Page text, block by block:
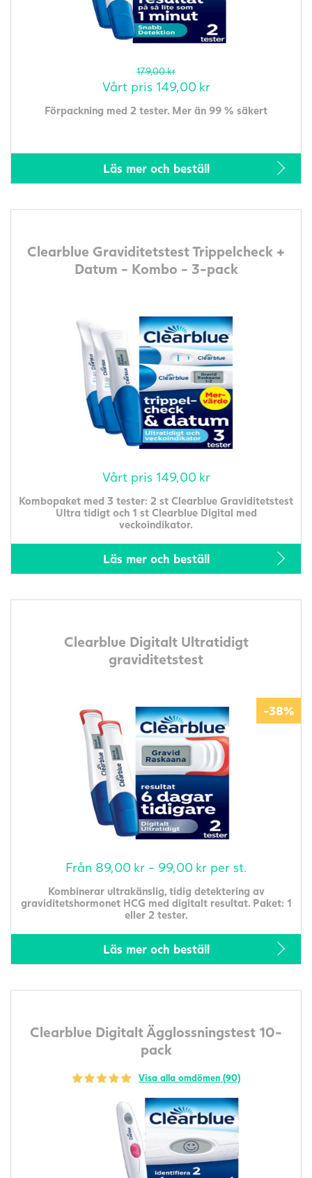
179,00kr
Vårt pris 149,00 kr
Förpackning med 2 tester. Mer än 99 % säkert
Läs mer och beställ
Clearblue Graviditetstest Trippelcheck +
Datum - Kombo - 3-pack
Vårt pris 149,00 kr
Kombopaket med 3 tester: 2 st Clearblue Graviditetstest
Ultra tidigt och 1 st Clearblue Digital med
veckoindikator.
Läs mer och beställ
Clearblue Digitalt Ultratidigt
graviditetstest
-38%
Från 89,00 kr - 99,00 kr per st.
Kombinerar ultrakänslig, tidig detektering av
graviditetshormonet HCG med digitalt resultat. Paket: 1
eller 2 tester.
Läs mer och beställ
Clearblue Digitalt Ägglossningstest 10-
pack
Visa alla omdömen (90)